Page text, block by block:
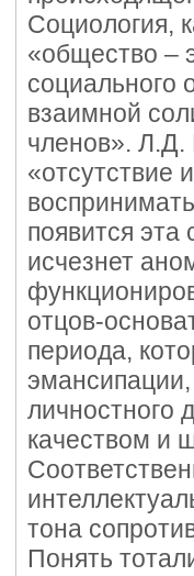
Социология,
«общество –
социального
взаимной
членов». Л.Д.
«отсутствие
появится эта
исчезнет
отцов-
периода,
личностного
качеством и
тона
Понять